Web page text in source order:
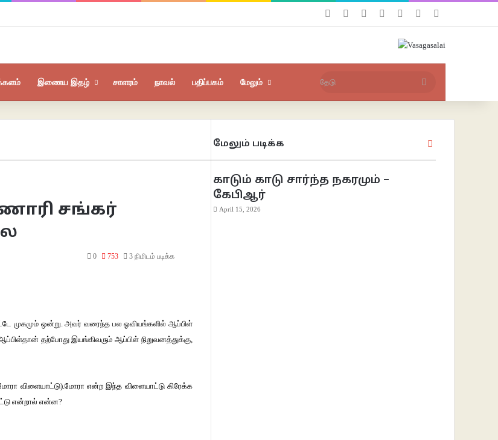
Facebook YouTubeInstagramபுகுபதிகைசீரற்ற பதிவுகள்
இணைய இதழ் சாளரம் நாவல் பதிப்பகம் மேலும் தேடு
சங்கர்
0 753 3 நிமிடம் படிக்க
முகமும் ஒன்று. அவர் வரைந்த பல ஓவியங்களில் ஆப்பிள்
தற்போது இயங்கிவரும் ஆப்பிள் நிறுவனத்துக்கு,
விளையாட்டு).மோரா என்ற இந்த விளையாட்டு கிரேக்க
என்றால் என்ன?
மேலும் படிக்க Close
காடும் காடு சார்ந்த நகரமும் –
கேபிஆர்
April 15, 2026